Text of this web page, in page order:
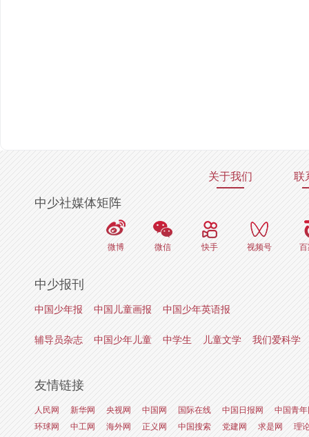
关于我们 联
中少社媒体矩阵
微博 微信 快手 视频号
中少报刊
中国少年报 中国儿童画报 中国少年英语报
辅导员杂志 中国少年儿童 中学生 儿童文学 我们爱科学
友情链接
人民网 新华网 央视网 中国网 国际在线 中国日报网
中国青
环球网
中工网 海外网 正义网 中国搜索 党建网 求是网 理